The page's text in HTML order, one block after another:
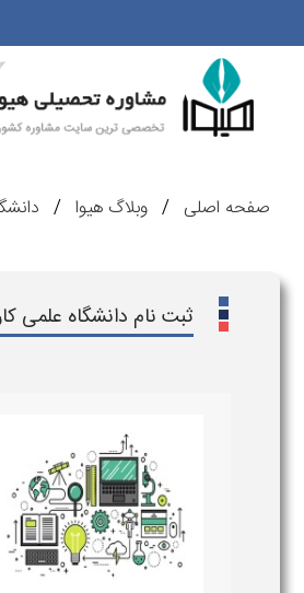
صفحه اصلی وبلاگ هیوا
ثبت نام دانشگاه علمی